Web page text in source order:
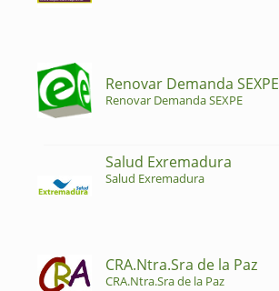
Renovar Demanda SEXPE
Renovar Demanda SEXPE
Salud Exremadura
Salud Exremadura
CRA.Ntra.Sra de la Paz
CRA.Ntra.Sra de la Paz